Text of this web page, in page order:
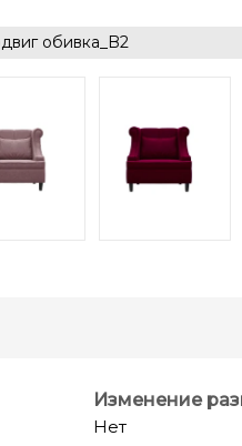
обивка_B2
Изменение
Нет